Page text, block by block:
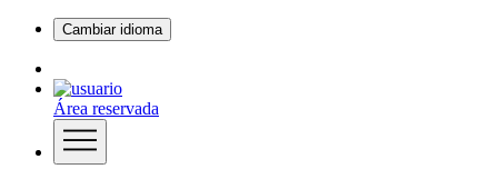
Cambiar idioma
Área reservada